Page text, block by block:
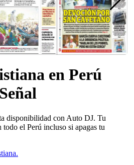
en Perú
disponibilidad con Auto DJ. Tu
todo el Perú incluso si apagas tu